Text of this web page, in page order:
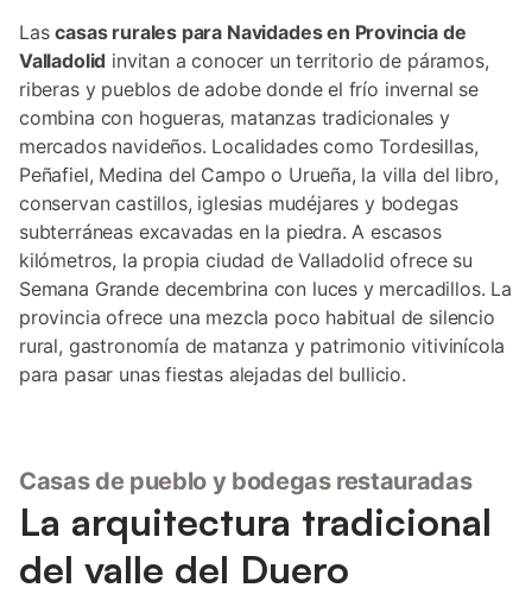
Lascasas rurales para Navidades en Provincia de
Valladolid invitan a conocer un territorio de páramos,
riberas y pueblos de adobe donde el frío invernal se
combina con hogueras, matanzas tradicionales y
mercados navideños. Localidades como Tordesillas,
Peñafiel, Medina del Campo o Urueña, la villa del libro,
conservan castillos, iglesias mudéjares y bodegas
subterráneas excavadas en la piedra. A escasos
kilómetros, la propia ciudad de Valladolid ofrece su
Semana Grande decembrina con luces y mercadillos. La
provincia ofrece una mezcla poco habitual de silencio
rural, gastronomía de matanza y patrimonio vitivinícola
para pasar unas fiestas alejadas del bullicio.
Casas de pueblo y bodegas restauradas
La arquitectura tradicional
del valle del Duero